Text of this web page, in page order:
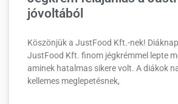
jóvoltából
Köszönjük a JustFood Kft.-nek!
JustFood Kft. finom jégkrémmel lepte
aminek hatalmas sikere volt. A diákok
kellemes meglepetésnek,